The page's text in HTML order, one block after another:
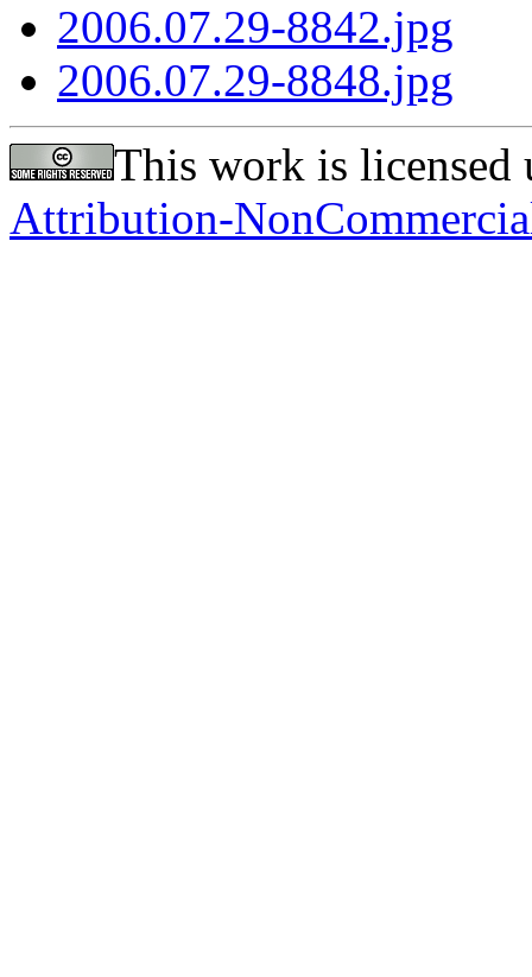
2006.07.29-8842.jpg
2006.07.29-8848.jpg
This work is licensed
Attribution-